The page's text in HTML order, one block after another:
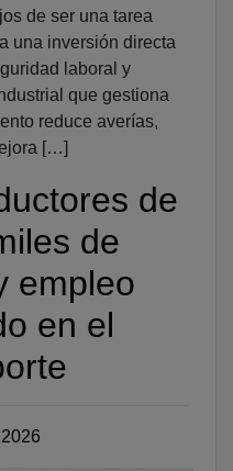
de ser una tarea
una inversión directa
laboral y
que gestiona
reduce averías,
[…]
de
de
empleo
en el